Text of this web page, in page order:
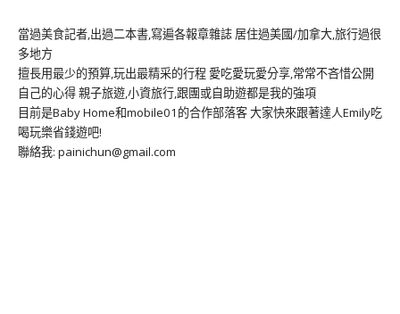
當過美食記者,出過二本書,寫遍各報章雜誌 居住過美國/加拿大,旅行過很
多地方
擅長用最少的預算,玩出最精采的行程 愛吃愛玩愛分享,常常不吝惜公開
自己的心得 親子旅遊,小資旅行,跟團或自助遊都是我的強項
目前是Baby Home和mobile01的合作部落客 大家快來跟著達人Emily吃
喝玩樂省錢遊吧!
聯絡我: painichun@gmail.com